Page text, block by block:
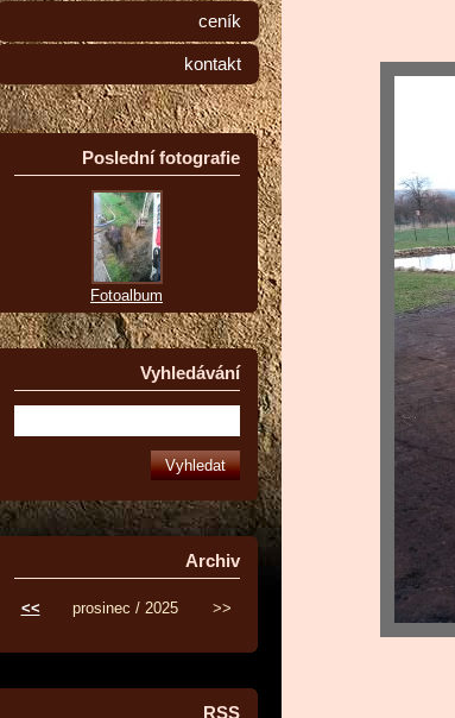
ceník
kontakt
Poslední fotografie
Fotoalbum
Vyhledávání
Archiv
<< prosinec / 2025 >>
RSS